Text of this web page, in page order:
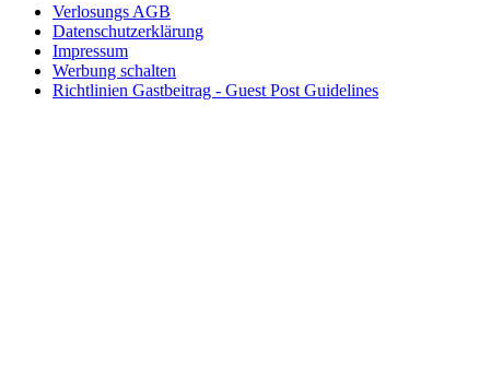
Verlosungs AGB
Datenschutzerklärung
Impressum
Werbung schalten
Richtlinien Gastbeitrag - Guest Post Guidelines